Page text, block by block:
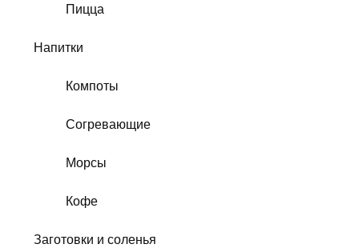
Пицца
Напитки
Компоты
Согревающие
Морсы
Кофе
Заготовки и соленья